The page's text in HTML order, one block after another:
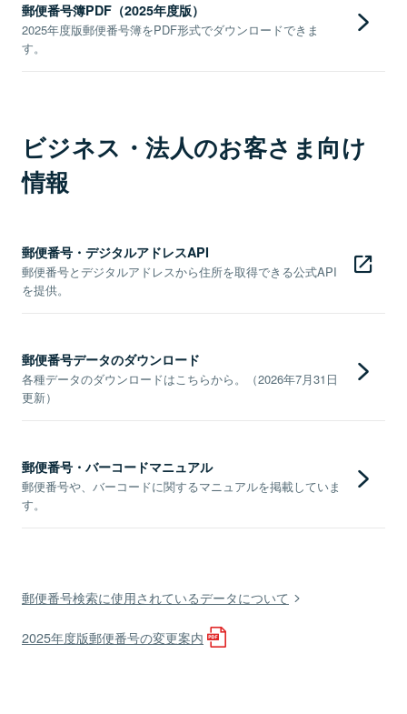
郵便番号簿PDF（2025年度版）
2025年度版郵便番号簿をPDF形式でダウンロードできま
す。
ビジネス・法人のお客さま向け
情報
郵便番号・デジタルアドレスAPI
郵便番号とデジタルアドレスから住所を取得できる公式API
を提供。
郵便番号データのダウンロード
各種データのダウンロードはこちらから。（2026年7月31日
更新）
郵便番号・バーコードマニュアル
郵便番号や、バーコードに関するマニュアルを掲載していま
す。
郵便番号検索に使用されているデータについて
2025年度版郵便番号の変更案内